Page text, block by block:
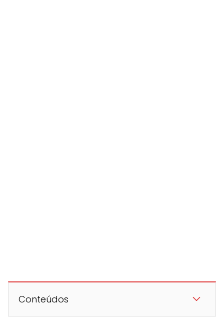
Conteúdos